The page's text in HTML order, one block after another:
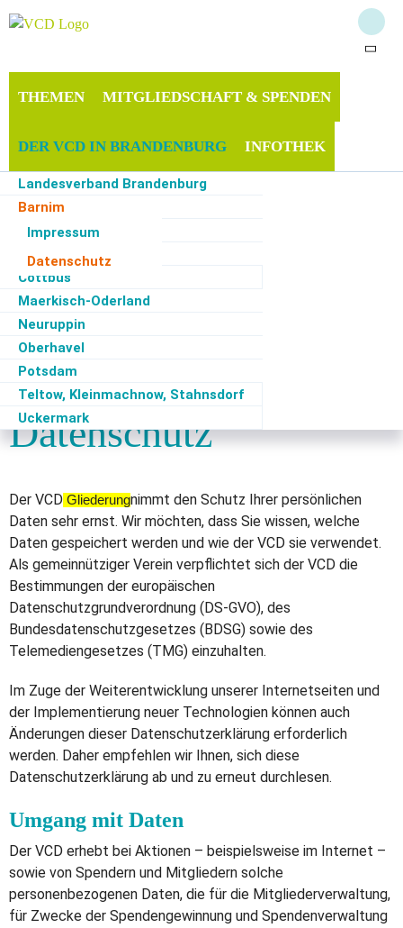
THEMEN MITGLIEDSCHAFT & SPENDEN
DER VCD IN BRANDENBURG
Landesverband Brandenburg
Barnim
Impressum
Datenschutz
Beelitz
Brandenburg / Havel
Cottbus
Maerkisch-Oderland
Neuruppin
Oberhavel
Potsdam
Teltow, Kleinmachnow, Stahnsdorf
Uckermark
INFOTHEK
Start· Der VCD in Brandenburg
Datenschutz
Hinweise zum
Datenschutz
Der VCD Gliederungnimmt den Schutz Ihrer persönlichen
Daten sehr ernst. Wir möchten, dass Sie wissen, welche
Daten gespeichert werden und wie der VCD sie verwendet.
Als gemeinnütziger Verein verpflichtet sich der VCD die
Bestimmungen der europäischen
Datenschutzgrundverordnung (DS-GVO), des
Bundesdatenschutzgesetzes (BDSG) sowie des
Telemediengesetzes (TMG) einzuhalten.
Im Zuge der Weiterentwicklung unserer Internetseiten und
der Implementierung neuer Technologien können auch
Änderungen dieser Datenschutzerklärung erforderlich
werden. Daher empfehlen wir Ihnen, sich diese
Datenschutzerklärung ab und zu erneut durchlesen.
Umgang mit Daten
Der VCD erhebt bei Aktionen – beispielsweise im Internet –
sowie von Spendern und Mitgliedern solche
personenbezogenen Daten, die für die Mitgliederverwaltung,
für Zwecke der Spendengewinnung und Spendenverwaltung